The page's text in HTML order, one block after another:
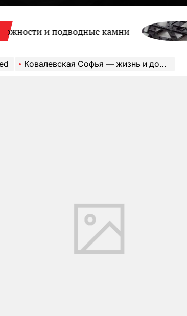
и подводные камни
Ковалевская Софья — жизнь и достижения выдающейся математической мыслительницы